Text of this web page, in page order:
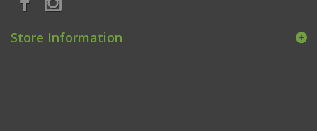
Store Information